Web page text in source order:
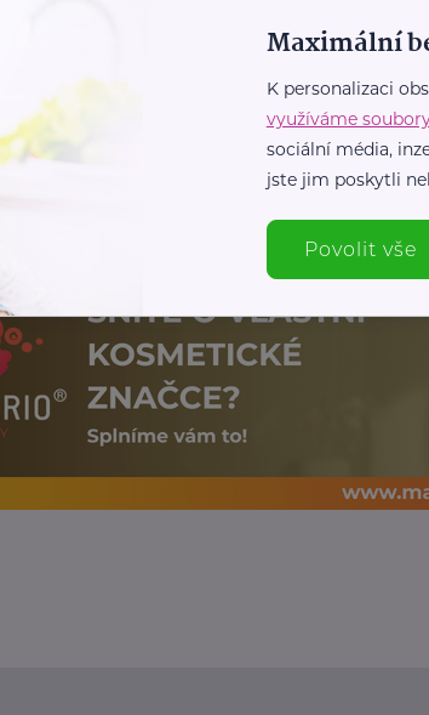
Příspěvky a dávky Nemoc
Další články
Maximální
K personalizaci
využíváme
sociální média,
jste jim poskytli
Povolit vše